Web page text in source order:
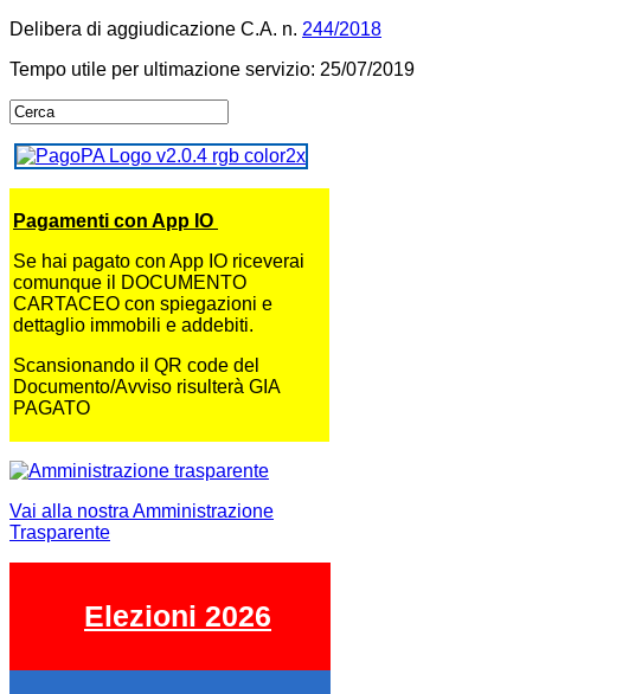
Delibera di aggiudicazione C.A. n. 244/2018
Tempo utile per ultimazione servizio: 25/07/2019
Pagamenti con App IO
Se hai pagato con App IO riceverai
comunque il DOCUMENTO
CARTACEO con spiegazioni e
dettaglio immobili e addebiti.
Scansionando il QR code del
Documento/Avviso risulterà GIA
PAGATO
Vai alla nostra Amministrazione
Trasparente
Elezioni 2026